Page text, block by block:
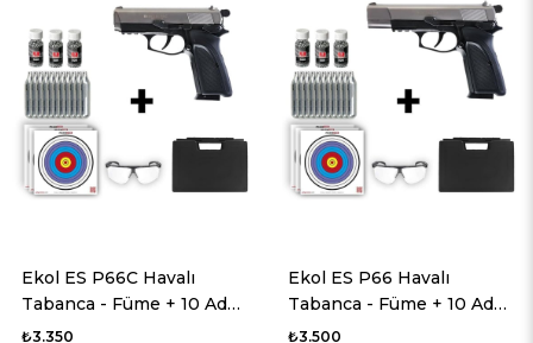
Ekol ES P66C Havalı
Tabanca - Füme + 10 Adet
Co2 + 3 Adet 4.5mm BB +
₺3.350
Ekol ES P66 Havalı
Tabanca - Füme + 10 Adet
Co2 + 3 Adet 4.5mm BB +
₺3.500